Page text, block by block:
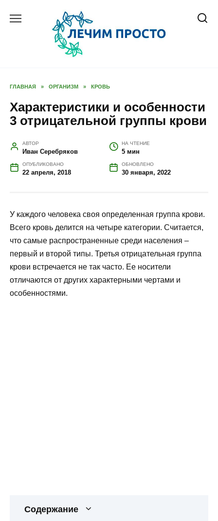
ГЛАВНАЯ » ОРГАНИЗМ » КРОВЬ
Характеристики и особенности
3 отрицательной группы крови
АВТОР
Иван Серебряков
НА ЧТЕНИЕ
5 мин
ОПУБЛИКОВАНО
22 апреля, 2018
ОБНОВЛЕНО
30 января, 2022
У каждого человека своя определенная группа крови.
Всего кровь делится на четыре категории. Считается,
что самые распространенные среди населения –
первый и второй типы. Третья отрицательная группа
крови встречается не так часто. Ее носители
отличаются от других характерными чертами и
особенностями.
Содержание